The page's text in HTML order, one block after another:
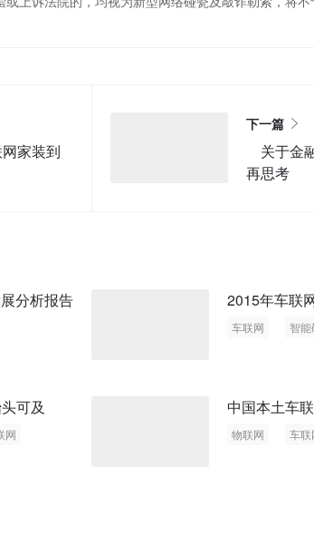
家装到
下一篇
关于金
再思考
分析报告 2015年车联
车联网 智
可及
网
中国本土车
物联网 车联